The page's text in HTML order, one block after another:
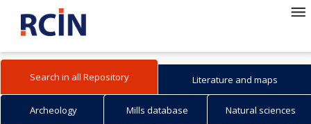
Search in all Repository Literature and maps
Archeology Mills database Natural sciences